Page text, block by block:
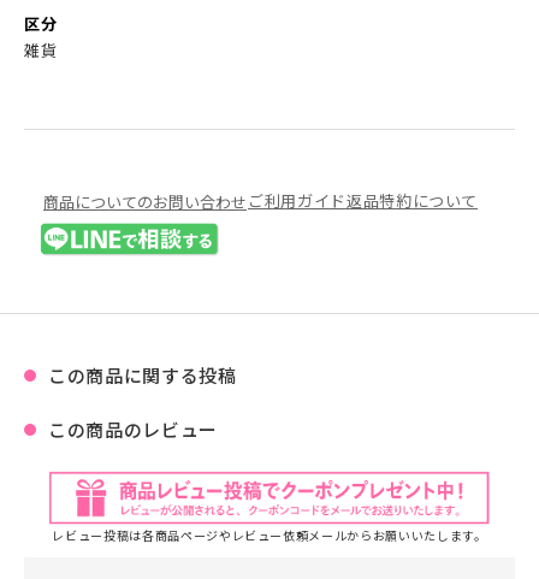
区分
雑貨
商品についてのお問い合わせ ご利用ガイド返品特約について
この商品に関する投稿
この商品のレビュー
レビュー投稿は各商品ページやレビュー依頼メールからお願いいたします。